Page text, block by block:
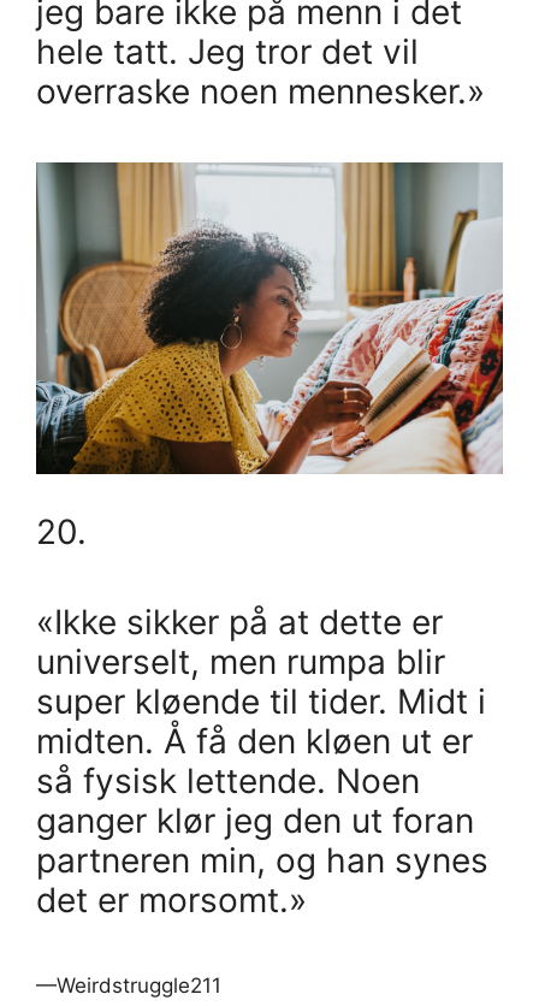
jeg bare ikke på menn i det
hele tatt. Jeg tror det vil
overraske noen mennesker.»
20.
«Ikke sikker på at dette er
universelt, men rumpa blir
super kløende til tider. Midt i
midten. Å få den kløen ut er
så fysisk lettende. Noen
ganger klør jeg den ut foran
partneren min, og han synes
det er morsomt.»
—Weirdstruggle211